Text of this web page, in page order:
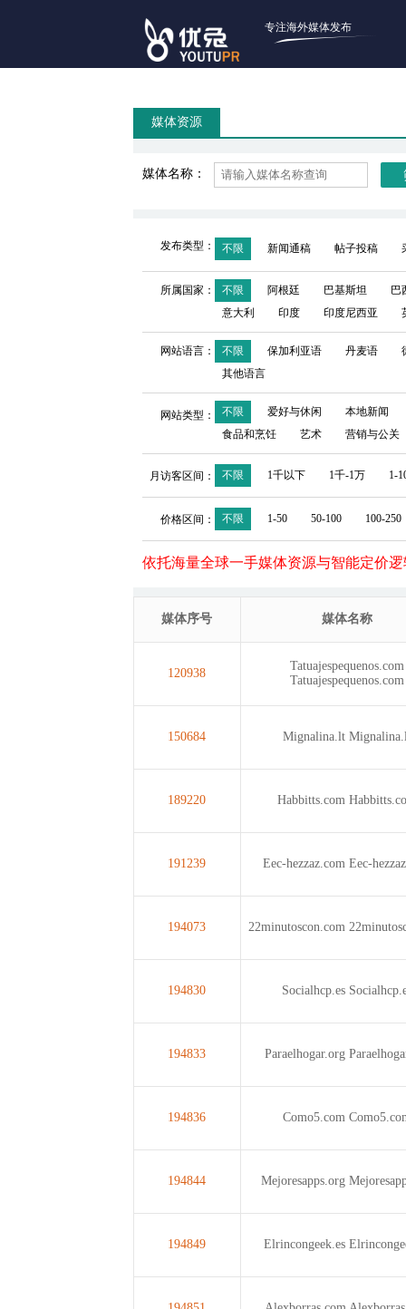
专注海外媒体发布
媒体资源
媒体名称：
发布类型： 不限 新闻通稿 帖子投稿
所属国家： 不限 阿根廷 巴基斯坦
巴
意大利
印度 印度尼西亚
网站语言： 不限 保加利亚语 丹麦语
其他语言
网站类型： 不限 爱好与休闲
本地新闻
食品和烹饪
艺术 营销与公关
月访客区间： 不限 1千以下 1千-1万 1-
价格区间： 不限 1-50 50-100 100-250
依托海量全球一手媒体资源与智能定价
媒体序号 媒体名称
120938
Tatuajespequenos.com
Tatuajespequenos.com
150684 Mignalina.lt
189220 Habbitts.com
191239 Eec-hezzaz.com Eec-
194073 22minutoscon.com
194830 Socialhcp.es
194833 Paraelhogar.org
194836 Como5.com
194844 Mejoresapps.org
194849 Elrincongeek.es